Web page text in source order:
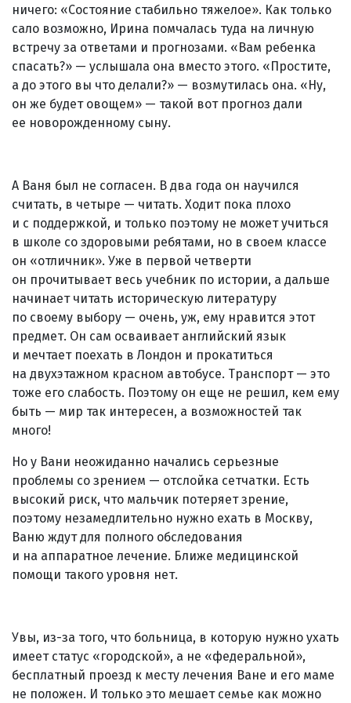
ничего: «Состояние стабильно тяжелое». Как только
сало возможно, Ирина помчалась туда на личную
встречу за ответами и прогнозами. «Вам ребенка
спасать?» — услышала она вместо этого. «Простите,
а до этого вы что делали?» — возмутилась она. «Ну,
он же будет овощем» — такой вот прогноз дали
ее новорожденному сыну.
А Ваня был не согласен. В два года он научился
считать, в четыре — читать. Ходит пока плохо
и с поддержкой, и только поэтому не может учиться
в школе со здоровыми ребятами, но в своем классе
он «отличник». Уже в первой четверти
он прочитывает весь учебник по истории, а дальше
начинает читать историческую литературу
по своему выбору — очень, уж, ему нравится этот
предмет. Он сам осваивает английский язык
и мечтает поехать в Лондон и прокатиться
на двухэтажном красном автобусе. Транспорт — это
тоже его слабость. Поэтому он еще не решил, кем ему
быть — мир так интересен, а возможностей так
много!
Но у Вани неожиданно начались серьезные
проблемы со зрением — отслойка сетчатки. Есть
высокий риск, что мальчик потеряет зрение,
поэтому незамедлительно нужно ехать в Москву,
Ваню ждут для полного обследования
и на аппаратное лечение. Ближе медицинской
помощи такого уровня нет.
Увы, из-за того, что больница, в которую нужно ухать
имеет статус «городской», а не «федеральной»,
бесплатный проезд к месту лечения Ване и его маме
не положен. И только это мешает семье как можно